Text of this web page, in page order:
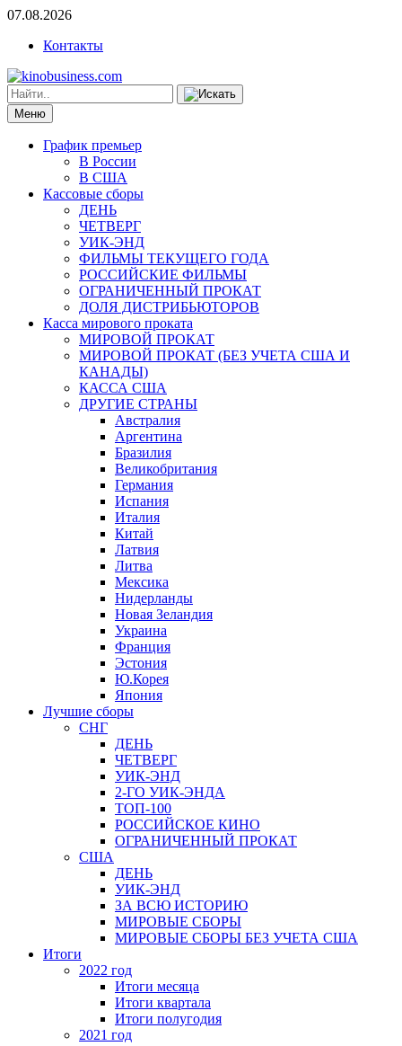
07.08.2026
Контакты
Меню
График премьер
В России
В США
Кассовые сборы
ДЕНЬ
ЧЕТВЕРГ
УИК-ЭНД
ФИЛЬМЫ ТЕКУЩЕГО ГОДА
РОССИЙСКИЕ ФИЛЬМЫ
ОГРАНИЧЕННЫЙ ПРОКАТ
ДОЛЯ ДИСТРИБЬЮТОРОВ
Касса мирового проката
МИРОВОЙ ПРОКАТ
МИРОВОЙ ПРОКАТ (БЕЗ УЧЕТА США И
КАНАДЫ)
КАССА США
ДРУГИЕ СТРАНЫ
Австралия
Аргентина
Бразилия
Великобритания
Германия
Испания
Италия
Китай
Латвия
Литва
Мексика
Нидерланды
Новая Зеландия
Украина
Франция
Эстония
Ю.Корея
Япония
Лучшие сборы
СНГ
ДЕНЬ
ЧЕТВЕРГ
УИК-ЭНД
2-ГО УИК-ЭНДА
ТОП-100
РОССИЙСКОЕ КИНО
ОГРАНИЧЕННЫЙ ПРОКАТ
США
ДЕНЬ
УИК-ЭНД
ЗА ВСЮ ИСТОРИЮ
МИРОВЫЕ СБОРЫ
МИРОВЫЕ СБОРЫ БЕЗ УЧЕТА США
Итоги
2022 год
Итоги месяца
Итоги квартала
Итоги полугодия
2021 год